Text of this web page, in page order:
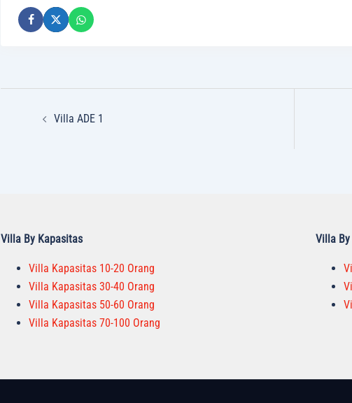
Villa ADE 1
Villa By Kapasitas
Villa Kapasitas 10-20 Orang
Villa Kapasitas 30-40 Orang
Villa Kapasitas 50-60 Orang
Villa Kapasitas 70-100 Orang
Villa